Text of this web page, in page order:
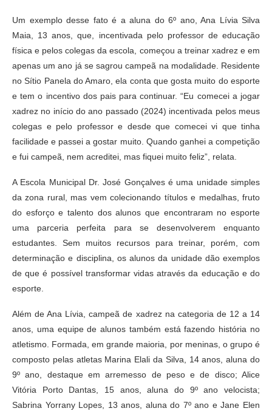
Um exemplo desse fato é a aluna do 6º ano, Ana Lívia Silva
Maia, 13 anos, que, incentivada pelo professor de educação
física e pelos colegas da escola, começou a treinar xadrez e em
apenas um ano já se sagrou campeã na modalidade. Residente
no Sítio Panela do Amaro, ela conta que gosta muito do esporte
e tem o incentivo dos pais para continuar. “Eu comecei a jogar
xadrez no início do ano passado (2024) incentivada pelos meus
colegas e pelo professor e desde que comecei vi que tinha
facilidade e passei a gostar muito. Quando ganhei a competição
e fui campeã, nem acreditei, mas fiquei muito feliz”, relata.
A Escola Municipal Dr. José Gonçalves é uma unidade simples
da zona rural, mas vem colecionando títulos e medalhas, fruto
do esforço e talento dos alunos que encontraram no esporte
uma parceria perfeita para se desenvolverem enquanto
estudantes. Sem muitos recursos para treinar, porém, com
determinação e disciplina, os alunos da unidade dão exemplos
de que é possível transformar vidas através da educação e do
esporte.
Além de Ana Lívia, campeã de xadrez na categoria de 12 a 14
anos, uma equipe de alunos também está fazendo história no
atletismo. Formada, em grande maioria, por meninas, o grupo é
composto pelas atletas Marina Elali da Silva, 14 anos, aluna do
9º ano, destaque em arremesso de peso e de disco; Alice
Vitória Porto Dantas, 15 anos, aluna do 9º ano velocista;
Sabrina Yorrany Lopes, 13 anos, aluna do 7º ano e Jane Elen